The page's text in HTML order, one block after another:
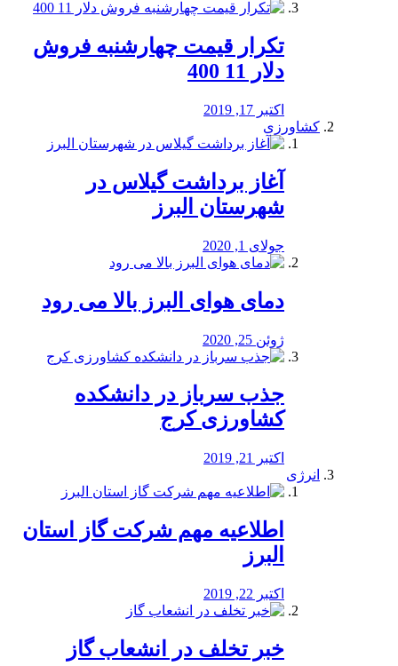
تکرار قیمت چهارشنبه فروش
دلار 11 400
اکتبر 17, 2019
کشاورزی
آغاز برداشت گیلاس در
شهرستان البرز
جولای 1, 2020
دمای هوای البرز بالا می رود
ژوئن 25, 2020
جذب سرباز در دانشکده
کشاورزی کرج
اکتبر 21, 2019
انرژی
️اطلاعیه مهم شرکت گاز استان
البرز
اکتبر 22, 2019
خبر تخلف در انشعاب گاز